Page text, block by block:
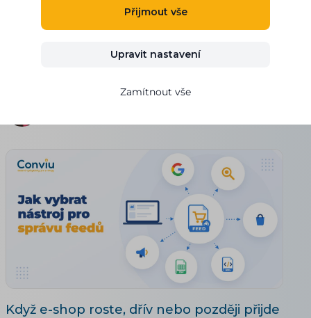
Jak vybrat nástroj pro
správu produktových
Když e-shop roste, dřív nebo později přijde
Přijmout vše
Upravit nastavení
Zamítnout vše